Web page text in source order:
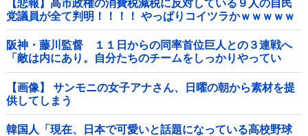
【悲報】高市政権の消費税減税に反対している９人の自民
党議員が全て判明！！！！ やっぱりコイツラかｗｗｗｗｗ
阪神・藤川監督 １１日からの同率首位巨人との３連戦へ
「敵は内にあり。自分たちのチームをしっかりやってい
く」他
【画像】 サンモニの女子アナさん、日曜の朝から素材を提
供してしまう
韓国人「現在、日本で可愛いと話題になっている高校野球